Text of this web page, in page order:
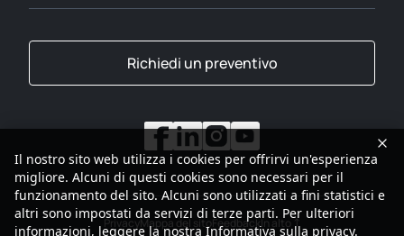
Richiedi un preventivo
PrivacyMappa del sitoFeedbackIn alto
Il nostro sito web utilizza i cookies per offrirvi un'esperienza
migliore. Alcuni di questi cookies sono necessari per il
funzionamento del sito. Alcuni sono utilizzati a fini statistici e
altri sono impostati da servizi di terze parti. Per ulteriori
informazioni, leggere la nostraInformativa sulla privacy.